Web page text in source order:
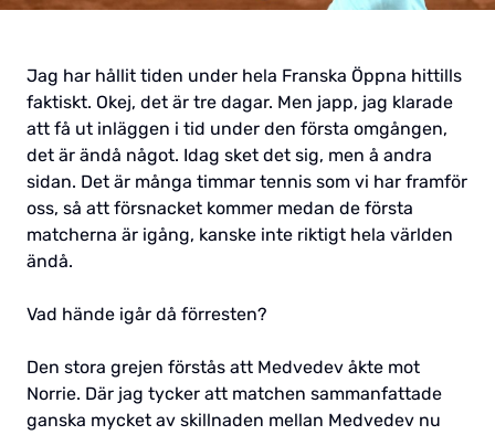
Jag har hållit tiden under hela Franska Öppna hittills
faktiskt. Okej, det är tre dagar. Men japp, jag klarade
att få ut inläggen i tid under den första omgången,
det är ändå något. Idag sket det sig, men å andra
sidan. Det är många timmar tennis som vi har framför
oss, så att försnacket kommer medan de första
matcherna är igång, kanske inte riktigt hela världen
ändå.
Vad hände igår då förresten?
Den stora grejen förstås att Medvedev åkte mot
Norrie. Där jag tycker att matchen sammanfattade
ganska mycket av skillnaden mellan Medvedev nu